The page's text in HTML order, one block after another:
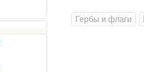
Гербы и флаги